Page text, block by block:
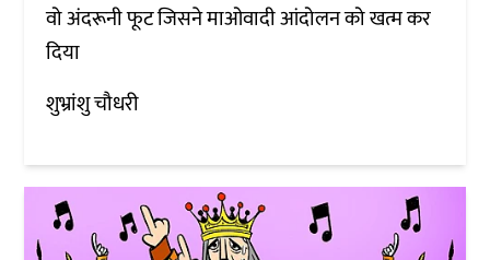
वो अंदरूनी फूट जिसने माओवादी आंदोलन को खत्म कर
दिया
शुभ्रांशु चौधरी